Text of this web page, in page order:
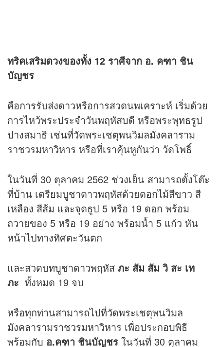
ทริคเสริมดวงของทั้ง 12 ราศีจาก อ. คฑา ชิน
บัญชร
คือการรับส่งดาวหรือการสวดนพเคราะห์ เริ่มด้วย
การไหว้พระประจำวันพฤหัสบดี หรือพระพุทธรูป
ปางสมาธิ เช่นที่วัดพระเชตุพนวิมลมังคลาราม
ราชวรมหาวิหาร หรือที่เราคุ้นหูกันว่า วัดโพธิ์
ในวันที่ 30 ตุลาคม 2562 ช่วงเย็น สามารถตั้งโต๊ะ
ที่บ้าน เตรียมบูชาดาวพฤหัสด้วยดอกไม้สีขาว สี
เหลือง สีส้ม และจุดธูป 5 หรือ 19 ดอก พร้อม
ถวายของ 5 หรือ 19 อย่าง พร้อมน้ำ 5 แก้ว หัน
หน้าไปทางทิศตะวันตก
และสวดบทบูชาดาวพฤหัส ภะ สัม สัม วิ สะ เท
ภะ ทั้งหมด 19 จบ
หรือทุกท่านสามารถไปที่วัดพระเชตุพนวิมล
มังคลารามราชวรมหาวิหาร เพื่อประกอบพิธี
พร้อมกับ อ.คฑา ชินบัญชร ในวันที่ 30 ตุลาคม